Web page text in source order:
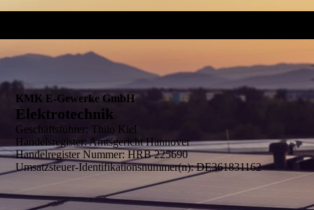
KMK E-Gewerke GmbH
Elektrotechnik
Geschäftsführer: Thilo Kiel
Handelsregister: Amtsgericht Hannover
Handelregister Nummer: HRB 225690
Umsatzsteuer-Identifikationsnummer(n): DE361831162